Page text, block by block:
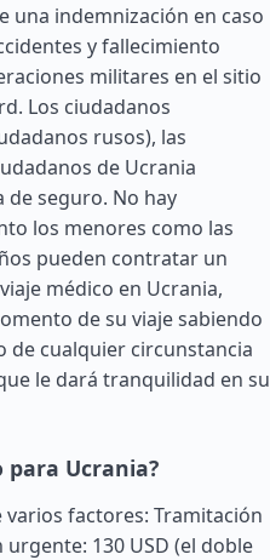
una indemnización en caso
y fallecimiento
militares en el sitio
Los ciudadanos
rusos), las
de Ucrania
seguro. No hay
los menores como las
pueden contratar un
médico en Ucrania,
de su viaje sabiendo
de cualquier circunstancia
le dará tranquilidad en su
para Ucrania?
varios factores: Tramitación
130 USD (el doble